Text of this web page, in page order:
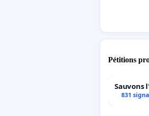
Pétitions
Sauvons
831